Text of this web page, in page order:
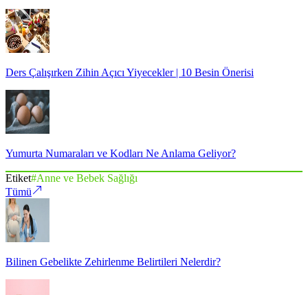
Ders Çalışırken Zihin Açıcı Yiyecekler | 10 Besin Önerisi
Yumurta Numaraları ve Kodları Ne Anlama Geliyor?
Etiket#Anne ve Bebek Sağlığı
Tümü
Bilinen Gebelikte Zehirlenme Belirtileri Nelerdir?